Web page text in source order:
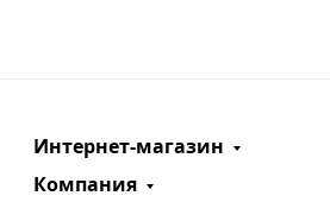
Интернет-магазин
Компания